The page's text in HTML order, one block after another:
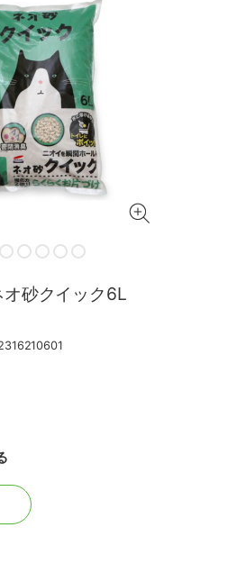
砂クイック6L